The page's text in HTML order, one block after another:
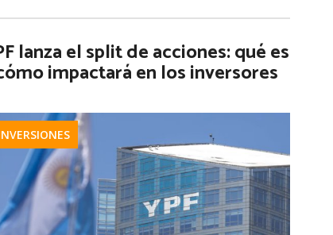
lanza el split de acciones: qué es
impactará en los inversores